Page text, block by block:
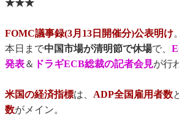
★★★
FOMC議事録(3月13日開催分)公表明け。
本日まで中国市場が清明節で休場で、
発表＆ ドラギECB総裁の記者会見が行
米国の経済指標は、 ADP全国雇用者数
数がメイン。